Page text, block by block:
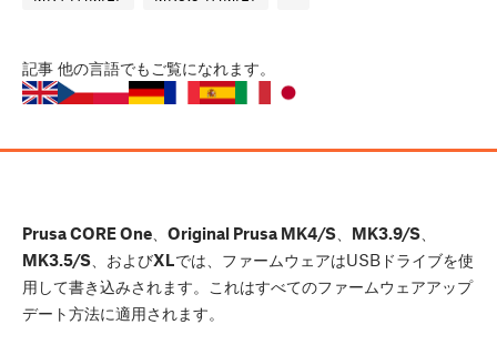
記事 他の言語でもご覧になれます。
Prusa CORE One Original Prusa MK4/S MK3.9/S
MK3.5/S 、およびXLでは、ファームウェアはUSBドライブを使
用して書き込みされます。これはすべてのファームウェアアップ
デート方法に適用されます。